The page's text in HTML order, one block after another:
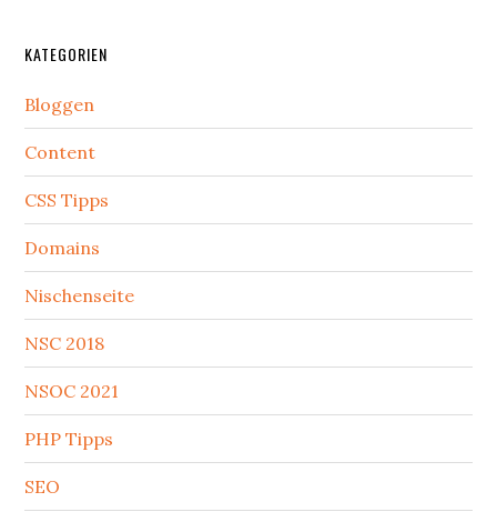
KATEGORIEN
Bloggen
Content
CSS Tipps
Domains
Nischenseite
NSC 2018
NSOC 2021
PHP Tipps
SEO